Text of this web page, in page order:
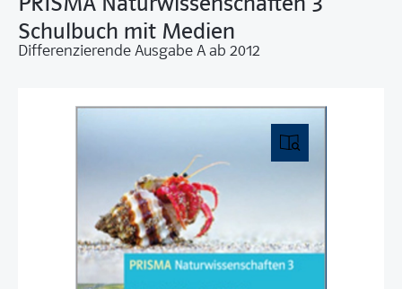
Schulbuch mit Medien
Differenzierende Ausgabe A ab 2012